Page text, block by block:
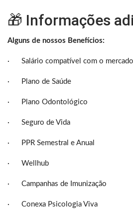
🎁 Informações
Alguns de nossos Benefícios:
· Salário compatível com o mercado
· Plano de Saúde
· Plano Odontológico
· Seguro de Vida
· PPR Semestral e Anual
· Wellhub
· Campanhas de Imunização
· Conexa Psicologia Viva